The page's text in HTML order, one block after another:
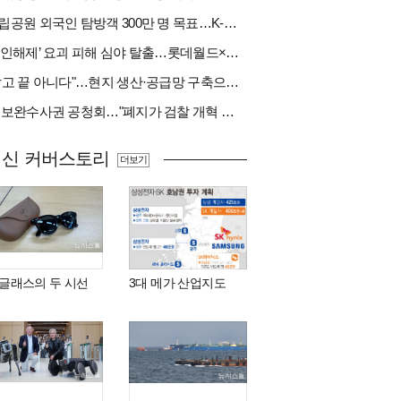
국립공원 외국인 탐방객 300만 명 목표…K-트레킹 키운다
‘봉인해제’ 요괴 피해 심야 탈출…롯데월드×당근
"팔고 끝 아니다"…현지 생산·공급망 구축으로 글로벌 진입장벽 돌파[다시 나는 K방산②]
與 보완수사권 공청회…"폐지가 검찰 개혁 아냐" vs "보완수사권은 전면 재수사권"(종합)
커버스토리
래스의 두 시선 3대 메가 산업지도
더보기